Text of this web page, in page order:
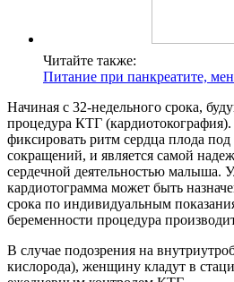
Читайте также:
Питание при панкреатите,
Начиная с 32-недельного срока,
процедура КТГ
фиксировать ритм сердца плода
сокращений, и является самой
сердечной деятельностью малыша.
кардиотограмма может быть
срока по индивидуальным
беременности процедура
В случае подозрения на
кислорода), женщину кладут в